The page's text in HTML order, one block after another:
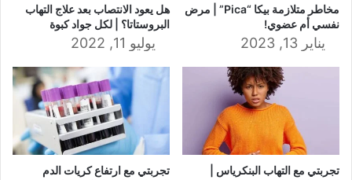
مخاطر متلازمة بيكا “Pica” | مرض
نفسي أم عضوي!
يناير 13, 2023
هل يعود الانتصاب بعد علاج التهاب
البروستاتا؟ | لكل جواد كبوة
يوليو 11, 2022
تجربتي مع التهاب البنكرياس |
تجربتي مع ارتفاع ‏كريات الدم